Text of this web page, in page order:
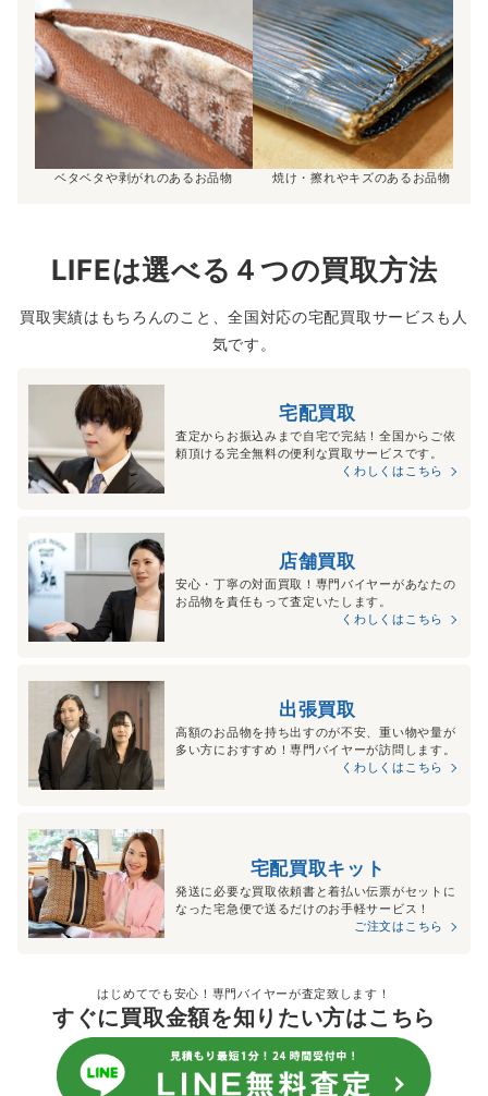
ベタベタや剥がれのあるお品物 焼け・擦れやキズのあるお品物
LIFEは選べる４つの買取方法
買取実績はもちろんのこと、全国対応の宅配買取サービスも人
気です。
宅配買取
査定からお振込みまで自宅で完結！全国からご依
頼頂ける完全無料の便利な買取サービスです。
くわしくはこちら
店舗買取
安心・丁寧の対面買取！専門バイヤーがあなたの
お品物を責任もって査定いたします。
くわしくはこちら
出張買取
高額のお品物を持ち出すのが不安、重い物や量が
多い方におすすめ！専門バイヤーが訪問します。
くわしくはこちら
宅配買取キット
発送に必要な買取依頼書と着払い伝票がセットに
なった宅急便で送るだけのお手軽サービス！
ご注文はこちら
はじめてでも安心！専門バイヤーが査定致します！
すぐに買取金額を知りたい方はこちら